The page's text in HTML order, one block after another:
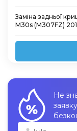
Заміна задньої
M30s (M307FZ)
Не